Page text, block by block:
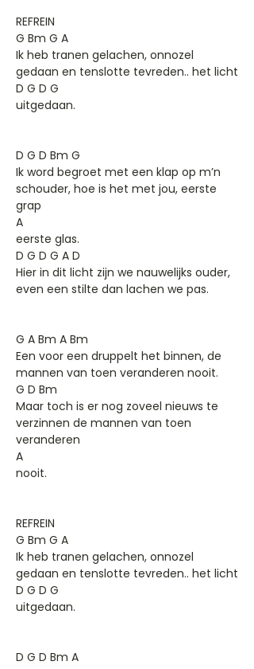
REFREIN
G Bm G A
Ik heb tranen gelachen, onnozel
gedaan en tenslotte tevreden.. het licht
D G D G
uitgedaan.
D G D Bm G
Ik word begroet met een klap op m’n
schouder, hoe is het met jou, eerste
grap
A
eerste glas.
D G D G A D
Hier in dit licht zijn we nauwelijks ouder,
even een stilte dan lachen we pas.
G A Bm A Bm
Een voor een druppelt het binnen, de
mannen van toen veranderen nooit.
G D Bm
Maar toch is er nog zoveel nieuws te
verzinnen de mannen van toen
veranderen
A
nooit.
REFREIN
G Bm G A
Ik heb tranen gelachen, onnozel
gedaan en tenslotte tevreden.. het licht
D G D G
uitgedaan.
D G D Bm A